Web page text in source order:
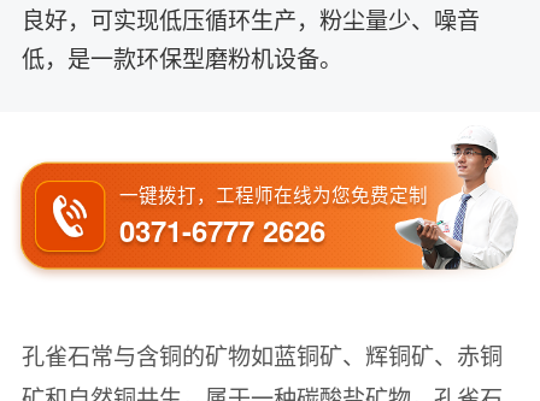
良好，可实现低压循环生产，粉尘量少、噪音
低，是一款环保型磨粉机设备。
一键拨打，工程师在线为您免费定制
0371-6777 2626
孔雀石常与含铜的矿物如蓝铜矿、辉铜矿、赤铜